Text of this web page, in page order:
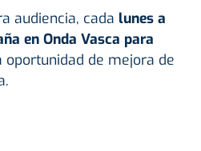
audiencia, cada lunes a
en Onda Vasca para
oportunidad de mejora de